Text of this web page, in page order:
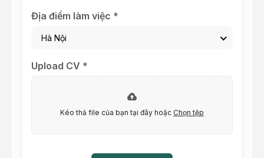
Địa điểm làm việc *
Hà Nội
Upload CV *
Kéo thả file của bạn tại đây hoặc Chọn tệp